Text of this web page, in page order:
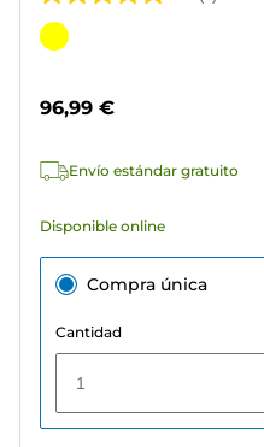
5.0
de
1
Cartucho
96,99 €
Envío estándar gratuito
Disponible online
Compra única
Cantidad
1